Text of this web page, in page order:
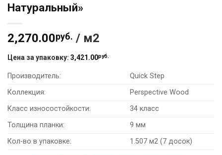
Натуральный»
2,270.00руб. / м2
Цена за упаковку: 3,421.00руб.
Производитель:
Quick Step
Коллекция:
Perspective Wood
Класс износостойкости:
34 класс
Толщина планки:
9 мм
Кол-во в упаковке:
1.507 м2 (7 досок)